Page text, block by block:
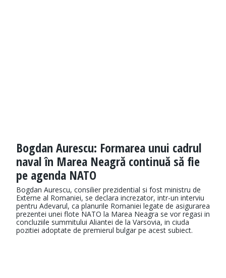
Bogdan Aurescu: Formarea unui cadrul
naval în Marea Neagră continuă să fie
pe agenda NATO
Bogdan Aurescu, consilier prezidential si fost ministru de
Externe al Romaniei, se declara increzator, intr-un interviu
pentru Adevarul, ca planurile Romaniei legate de asigurarea
prezentei unei flote NATO la Marea Neagra se vor regasi in
concluziile summitului Aliantei de la Varsovia, in ciuda
pozitiei adoptate de premierul bulgar pe acest subiect.